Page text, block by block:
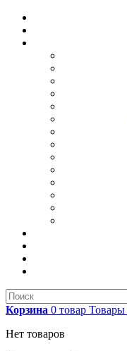
Корзина 0 товар Товары
Нет товаров